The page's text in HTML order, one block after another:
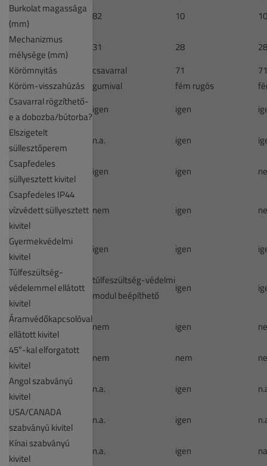
Burkolat magassága
(mm)
82 10
10
Mechanizmus
mélysége (mm)
31 28
28
Körömnyitás
csavarral 71
71
Köröm-visszahúzás
gumival fém rugós
Csavarral rögzíthető-
e a dobozba/bútorba?
igen igen
Elszigetelt
süllesztőperem
n.a. igen
Csapfedeles
süllyesztett kivitel
igen igen
Csapfedeles IP44
vízvédett süllyesztett
kivitel
nem igen
Gyermekvédelmi
kivitel
igen igen
Túlfeszültség-
védelemmel ellátott
kivitel
túlfeszültség-védelmi
modul beépíthető
igen
Áramvédőkapcsolóval
ellátott kivitel
nem igen
45°-kal elforgatott
kivitel
nem nem
Angol szabványú
kivitel
n.a. igen
USA/CANADA
szabványú kivitel
n.a. igen
Kínai szabványú
kivitel
n.a. igen na